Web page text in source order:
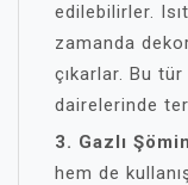
edilebilirler.
zamanda
çıkarlar. Bu
dairelerinde
3. Gazlı
hem de